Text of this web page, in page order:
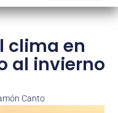
clima en
al invierno
Canto